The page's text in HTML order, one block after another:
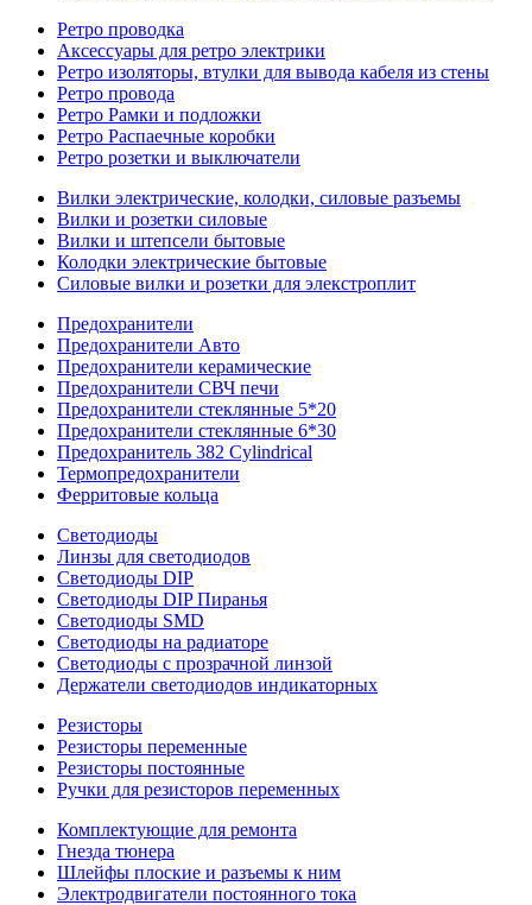
Ретро проводка
Аксессуары для ретро электрики
Ретро изоляторы, втулки для вывода кабеля из стены
Ретро провода
Ретро Рамки и подложки
Ретро Распаечные коробки
Ретро розетки и выключатели
Вилки электрические, колодки, силовые разъемы
Вилки и розетки силовые
Вилки и штепсели бытовые
Колодки электрические бытовые
Силовые вилки и розетки для элекстроплит
Предохранители
Предохранители Авто
Предохранители керамические
Предохранители СВЧ печи
Предохранители стеклянные 5*20
Предохранители стеклянные 6*30
Предохранитель 382 Cylindrical
Термопредохранители
Ферритовые кольца
Светодиоды
Линзы для светодиодов
Светодиоды DIP
Светодиоды DIP Пиранья
Светодиоды SMD
Светодиоды на радиаторе
Светодиоды с прозрачной линзой
Держатели светодиодов индикаторных
Резисторы
Резисторы переменные
Резисторы постоянные
Ручки для резисторов переменных
Комплектующие для ремонта
Гнезда тюнера
Шлейфы плоские и разъемы к ним
Электродвигатели постоянного тока